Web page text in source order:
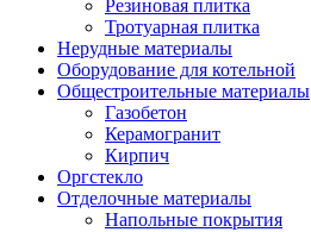
Резиновая плитка
Тротуарная плитка
Нерудные материалы
Оборудование для котельной
Общестроительные материалы
Газобетон
Керамогранит
Кирпич
Оргстекло
Отделочные материалы
Напольные покрытия